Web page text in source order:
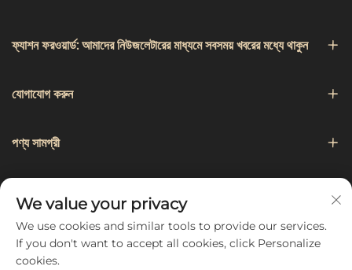
ফ্যাশন ফরওয়ার্ড: আমাদের নিউজলেটারের মাধ্যমে সবসময় খবরের মধ্যে থাকুন
যোগাযোগ করুন
পণ্য সামগ্রী
আমাদের অনুসরণ করুন
We value your privacy
We use cookies and similar tools to provide our services.
If you don't want to accept all cookies, click Personalize
cookies.